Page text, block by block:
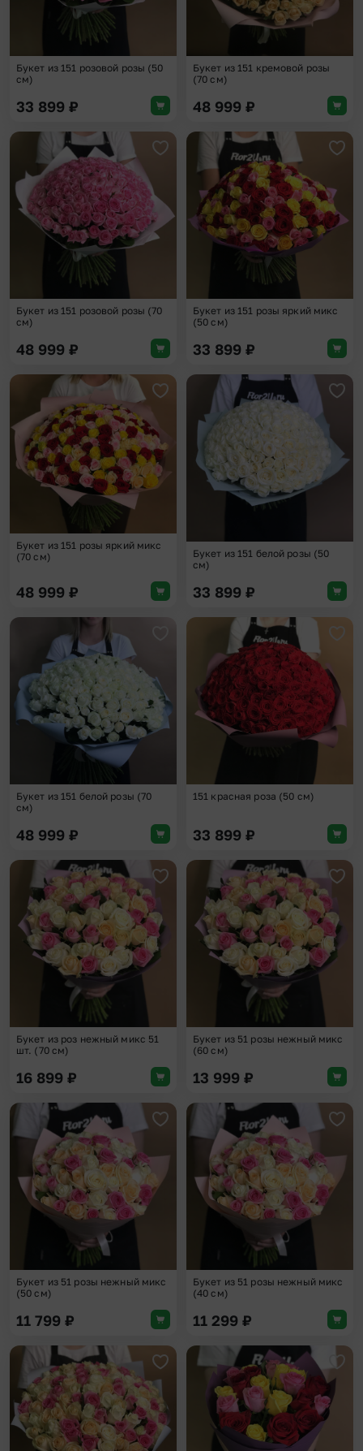
Букет из 151 розовой розы (50
см)
33 899 ₽
Букет из 151 кремовой розы
(70 см)
48 999 ₽
Добавить в избранное
Букет из 151 розовой розы (70
см)
48 999 ₽
Букет из 151 розы яркий микс
(50 см)
33 899 ₽
Добавить в избранное
Букет из 151 розы яркий микс
(70 см)
48 999 ₽
Букет из 151 белой розы (50
см)
33 899 ₽
Добавить в избранное
Букет из 151 белой розы (70
см)
48 999 ₽
151 красная роза (50 см)
33 899 ₽
Добавить в избранное
Букет из роз нежный микс 51
шт. (70 см)
16 899 ₽
Букет из 51 розы нежный микс
(60 см)
13 999 ₽
Добавить в избранное
Букет из 51 розы нежный микс
(50 см)
11 799 ₽
Букет из 51 розы нежный микс
(40 см)
11 299 ₽
Добавить в избранное